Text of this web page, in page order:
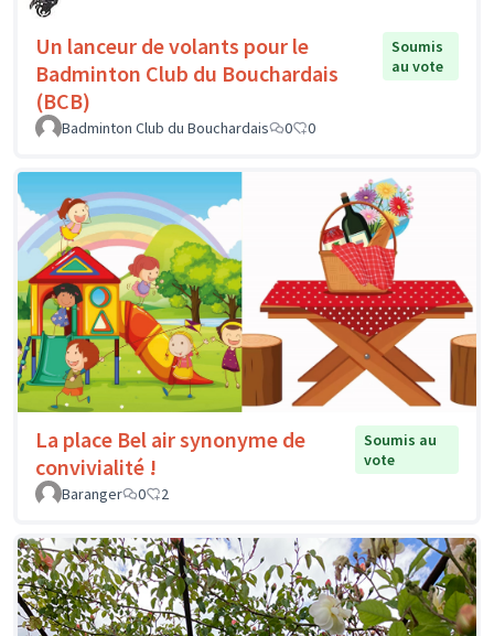
Un lanceur de volants pour le
Badminton Club du Bouchardais
(BCB)
Soumis
au vote
Badminton Club du Bouchardais 0 0
La place Bel air synonyme de
convivialité !
Soumis au
vote
Baranger
0 2